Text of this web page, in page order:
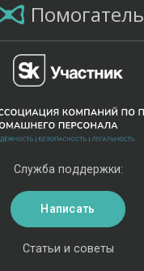
Помогатель
Статьи и советы
Служба поддержки:
Написать